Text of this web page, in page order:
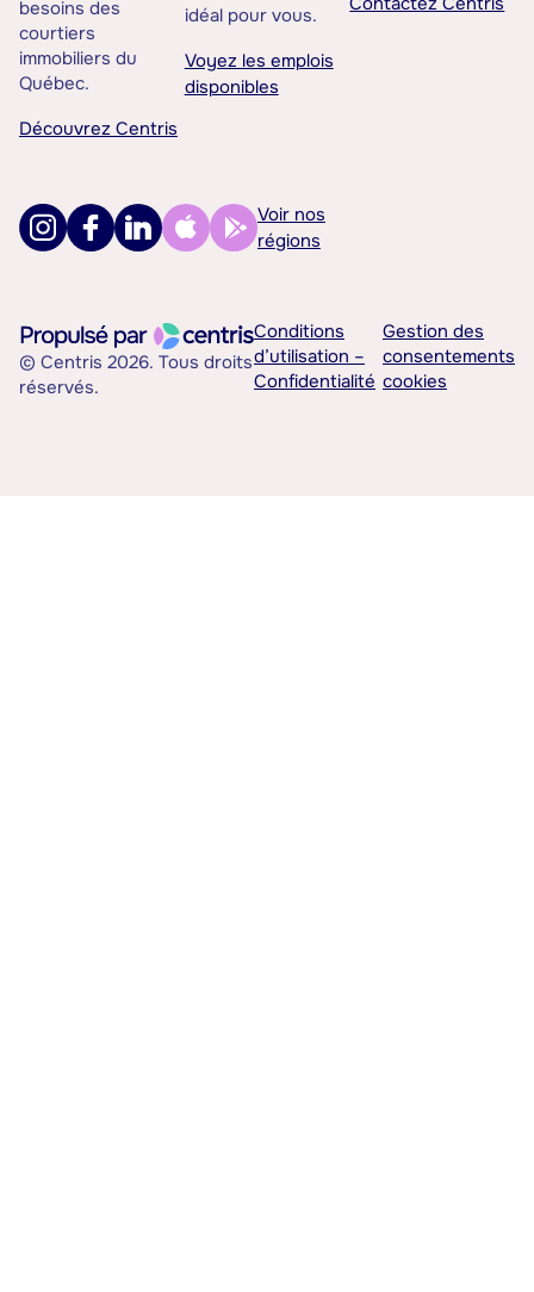
besoins des
courtiers
immobiliers du
Québec.
Découvrez Centris
idéal pour vous.
Voyez les emplois
disponibles
Voir nos
régions
© Centris 2026. Tous droits
réservés.
Conditions
d’utilisation –
Confidentialité
Gestion des
consentements
cookies